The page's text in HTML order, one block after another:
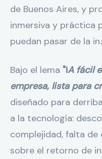
de Buenos Aires, y
inmersiva y práctica
puedan pasar de la in
Bajo el lema "IA fácil
empresa, lista para
diseñado para
a la tecnología:
complejidad, falta de
sobre el retorno de